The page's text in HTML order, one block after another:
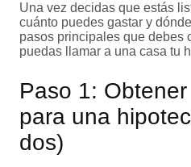
Una vez decidas que estás
cuánto puedes gastar y
pasos principales que debes
puedas llamar a una casa tu
Paso 1:
para una
dos)